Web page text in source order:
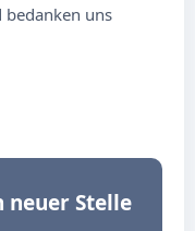
bedanken uns
neuer Stelle